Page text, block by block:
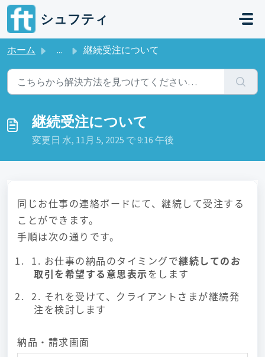
メインコンテンツに移動
シュフティ
ホーム ... 継続受注について
継続受注について
変更日 水, 11月 5, 2025 で 9:16 午後
同じお仕事の連絡ボードにて、継続して受注する
ことができます。
手順は次の通りです。
1. お仕事の納品のタイミングで継続してのお
取引を希望する意思表示をします
2. それを受けて、クライアントさまが継続発
注を検討します
納品・請求画面